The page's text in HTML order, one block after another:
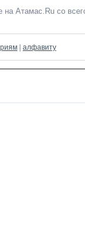
Атамас.Ru со
| алфавиту